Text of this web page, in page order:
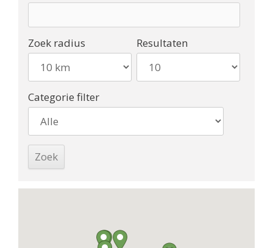
Zoek radius Resultaten
Categorie filter